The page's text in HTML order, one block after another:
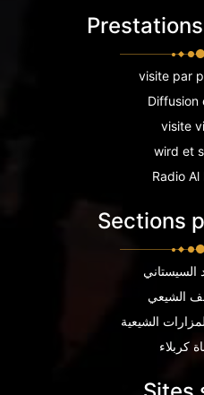
visite par
Diffusion
visite
wird et
Radio Al
Sections
السيستاني
الشيعي
الشيعية
كربلاء